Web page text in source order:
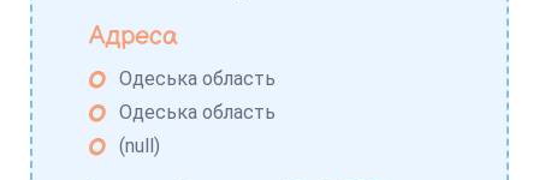
Адреса
Одеська область
Одеська область
(null)